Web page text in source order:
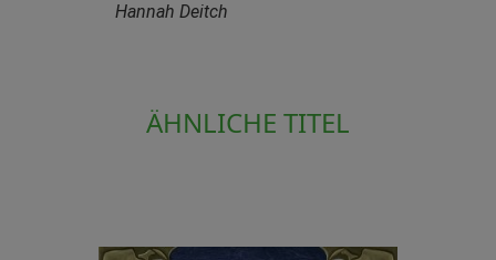
Hannah Deitch
ÄHNLICHE TITEL